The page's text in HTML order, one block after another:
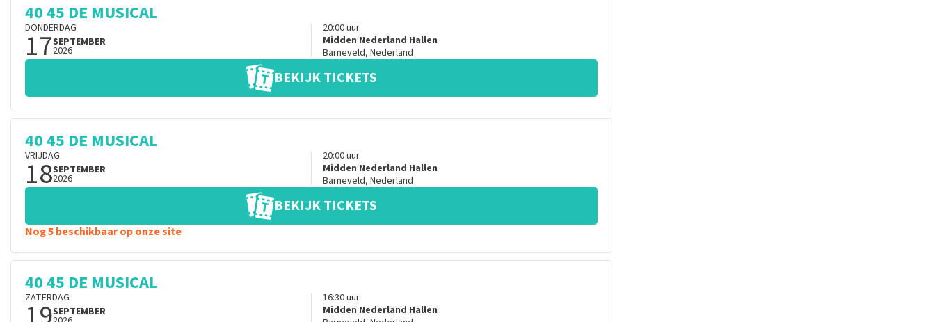
40 45 DE MUSICAL
DONDERDAG
17SEPTEMBER
2026
20:00uur
Midden Nederland Hallen
Barneveld, Nederland
BEKIJK TICKETS
40 45 DE MUSICAL
VRIJDAG
18SEPTEMBER
2026
20:00uur
Midden Nederland Hallen
Barneveld, Nederland
BEKIJK TICKETS
Nog 5 beschikbaar op onze site
40 45 DE MUSICAL
ZATERDAG
SEPTEMBER
16:30uur
Midden Nederland Hallen